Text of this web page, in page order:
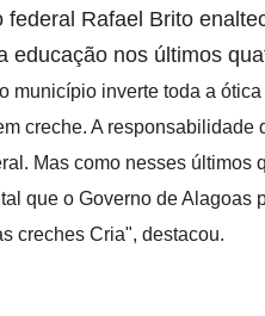
federal Rafael Brito
educação nos últimos
município inverte toda a
creche. A
Mas como nesses últimos
que o Governo de Alagoas
creches Cria", destacou.